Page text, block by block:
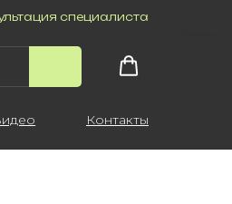
специалиста
Контакты